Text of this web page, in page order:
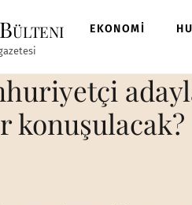
EKONOMİ
konuşulacak?